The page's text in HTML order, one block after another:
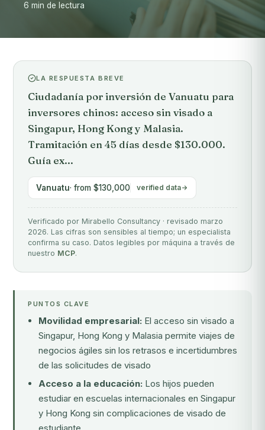
6 min de lectura
LA RESPUESTA BREVE
Ciudadanía por inversión de Vanuatu para
inversores chinos: acceso sin visado a
Singapur, Hong Kong y Malasia.
Tramitación en 45 días desde $130.000.
Guía ex...
Vanuatu· from $130,000 verified data
Verificado por Mirabello Consultancy · revisado marzo
2026. Las cifras son sensibles al tiempo; un especialista
confirma su caso. Datos legibles por máquina a través de
nuestro MCP.
PUNTOS CLAVE
Movilidad empresarial: El acceso sin visado a
Singapur, Hong Kong y Malasia permite viajes de
negocios ágiles sin los retrasos e incertidumbres
de las solicitudes de visado
Acceso a la educación: Los hijos pueden
estudiar en escuelas internacionales en Singapur
y Hong Kong sin complicaciones de visado de